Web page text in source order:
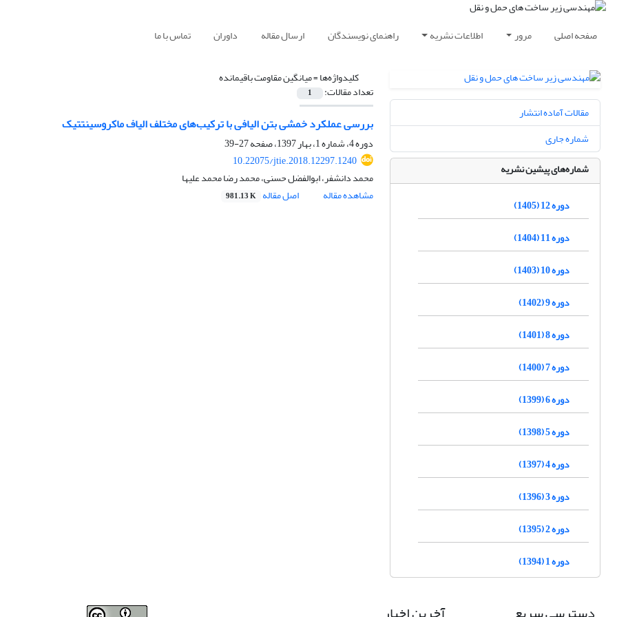
صفحه اصلی مرور اطلاعات نشریه راهنمای نویسندگان ارسال مقاله داوران تماس با ما
کلیدواژه‌ها =میانگین مقاومت باقیمانده
تعداد مقالات: 1
بررسی عملکرد خمشی بتن الیافی با ترکیب‌های‌ مختلف الیاف ماکروسینتتیک
دوره 4، شماره 1، بهار 1397، صفحه
27-39
10.22075/jtie.2018.12297.1240
محمد دانشفر، ابوالفضل حسنی، محمد رضا محمد علیها
مشاهده مقاله
اصل مقاله 981.13 K
مقالات آماده انتشار
شماره جاری
شماره‌های پیشین نشریه
دوره 12 (1405)
دوره 11 (1404)
دوره 10 (1403)
دوره 9 (1402)
دوره 8 (1401)
دوره 7 (1400)
دوره 6 (1399)
دوره 5 (1398)
دوره 4 (1397)
دوره 3 (1396)
دوره 2 (1395)
دوره 1 (1394)